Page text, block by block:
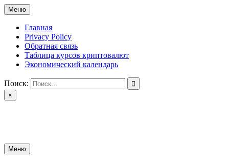
Перейти
к
содержимому
Меню
Главная
Privacy Policy
Обратная связь
Таблица курсов криптовалют
Экономический календарь
Поиск:
×
Меню